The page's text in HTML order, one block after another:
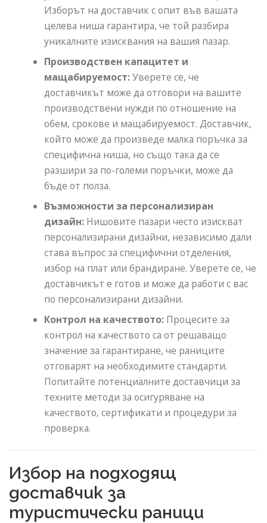
Изборът на доставчик с опит във вашата
целева ниша гарантира, че той разбира
уникалните изисквания на вашия пазар.
Производствен капацитет и
мащабируемост:Уверете се, че
доставчикът може да отговори на вашите
производствени нужди по отношение на
обем, срокове и мащабируемост. Доставчик,
който може да произведе малка поръчка за
специфична ниша, но също така да се
разшири за по-големи поръчки, може да
бъде от полза.
Възможности за персонализиран
дизайн: Нишовите пазари често изискват
персонализирани дизайни, независимо дали
става въпрос за специфични отделения,
избор на плат или брандиране. Уверете се, че
доставчикът е готов и може да работи с вас
по персонализирани дизайни.
Контрол на качеството: Процесите за
контрол на качеството са от решаващо
значение за гарантиране, че раниците
отговарят на необходимите стандарти.
Попитайте потенциалните доставчици за
техните методи за осигуряване на
качеството, сертификати и процедури за
проверка.
Избор на подходящ
доставчик за
туристически раници